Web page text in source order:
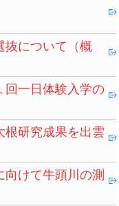
抜について（概
回一日体験入学の
根研究成果を出雲
向けて牛頭川の測